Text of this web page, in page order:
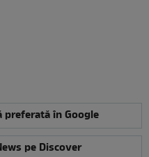
preferată în Google
pe Discover